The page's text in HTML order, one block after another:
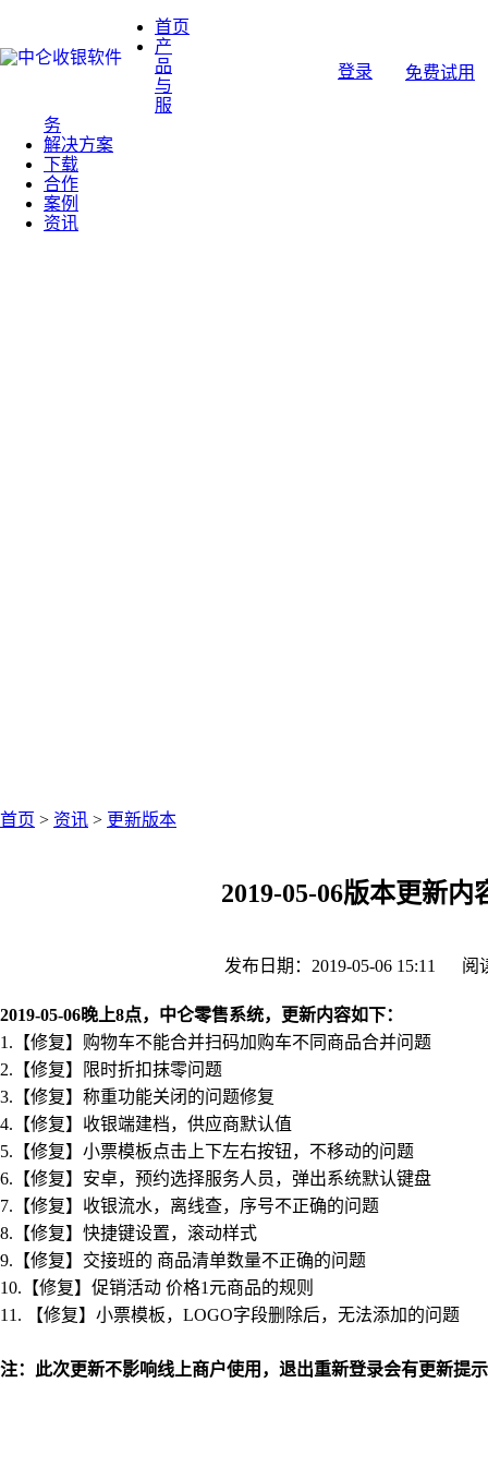
首页
产
品
与
服
务
解决方案
下载
合作
案例
资讯
登录 免费试用
首页 > 资讯 > 更新版本
2019-05-06版本更新内
发布日期：2019-05-06 15:11 阅
2019-05-06晚上8点，中仑零售系统，更新内容如下：
1.【修复】购物车不能合并扫码加购车不同商品合并问题
2.【修复】限时折扣抹零问题
3.【修复】称重功能关闭的问题修复
4.【修复】收银端建档，供应商默认值
5.【修复】小票模板点击上下左右按钮，不移动的问题
6.【修复】安卓，预约选择服务人员，弹出系统默认键盘
7.【修复】收银流水，离线查，序号不正确的问题
8.【修复】快捷键设置，滚动样式
9.【修复】交接班的 商品清单数量不正确的问题
10.【修复】促销活动 价格1元商品的规则
11. 【修复】小票模板，LOGO字段删除后，无法添加的问题
注：此次更新不影响线上商户使用，退出重新登录会有更新提示